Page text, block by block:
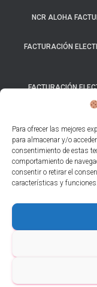
Para ofrecer las mejores
para almacenar y/o
consentimiento de estas
comportamiento de
consentir o retirar el
características y funciones.
NCR ALOHA
FACTURACIÓN
FACTURACIÓN
LOS 7 MEJORES